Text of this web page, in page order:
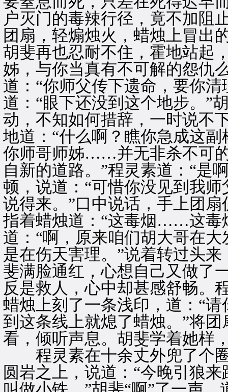
户灭门的毒辣行径，竟不加阻
团扇，轻煽烛火，蜡烛上冒出
胡斐再也忍耐不住，霍地站起
姊，与你当真有不可解的怨仇
道：“你师父传下遗命，要你
道：“眼下还没到这个地步。
动，不知如何措辞，一时说不
地道：“什么啊？瞧你急成这
你师哥师姊……并无非杀不可
自新的道路。”程灵素道：“是
顿，说道：“可惜你没见到我
说得来。”口中说话，手上团
指着蜡烛道：“这毒烟……这毒
道：“啊，原来咱们胡大哥在
是在伤天害理。”说着转过头
斐满脸通红，心想自己又做了
反是救人，心中却甚感舒畅。
蜡烛上刻了一条浅印，道：“
到这条线上就熄了蜡烛。”将
看，倾听声息。胡斐学着她样
程灵素在十余丈外兜了个圈
圆岩之上，说道：“今晚引狼